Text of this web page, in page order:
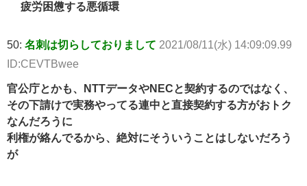
疲労困憊する悪循環
50: 名刺は切らしておりまして 2021/08/11(水) 14:09:09.99
ID:CEVTBwee
官公庁とかも、NTTデータやNECと契約するのではなく、
その下請けで実務やってる連中と直接契約する方がおトク
なんだろうに
利権が絡んでるから、絶対にそういうことはしないだろう
が